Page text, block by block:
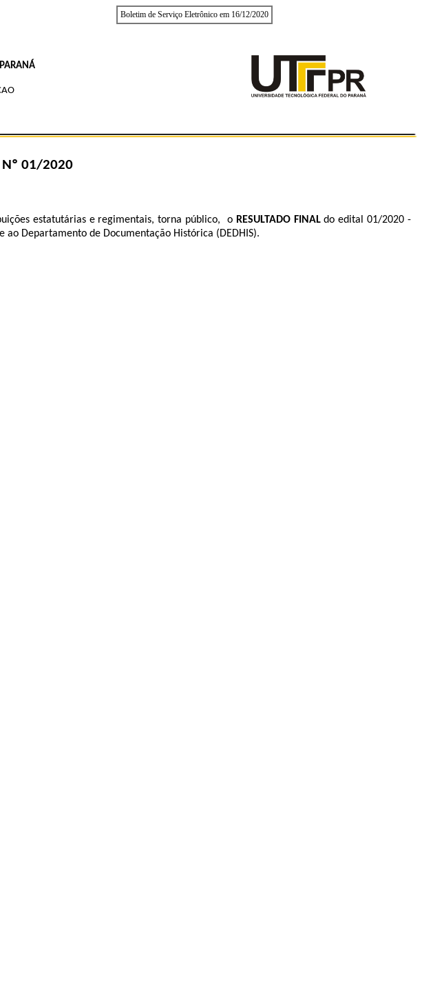
Boletim de Serviço Eletrônico em 16/12/2020
Nº 01/2020
estatutárias e regimentais, torna público, o RESULTADO FINALdo edital 01/2020 -
ao Departamento de Documentação Histórica (DEDHIS).